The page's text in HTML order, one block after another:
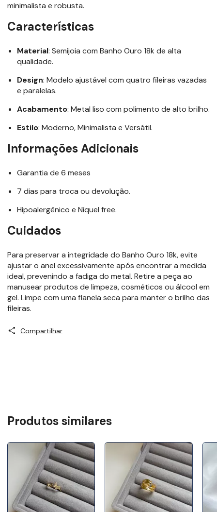
minimalista e robusta.
Características
Material: Semijoia com Banho Ouro 18k de alta
qualidade.
Design: Modelo ajustável com quatro fileiras vazadas
e paralelas.
Acabamento: Metal liso com polimento de alto brilho.
Estilo: Moderno, Minimalista e Versátil.
Informações Adicionais
Garantia de 6 meses
7 dias para troca ou devolução.
Hipoalergênico e Níquel free.
Cuidados
Para preservar a integridade do Banho Ouro 18k, evite
ajustar o anel excessivamente após encontrar a medida
ideal, prevenindo a fadiga do metal. Retire a peça ao
manusear produtos de limpeza, cosméticos ou álcool em
gel. Limpe com uma flanela seca para manter o brilho das
fileiras.
Compartilhar
Produtos similares